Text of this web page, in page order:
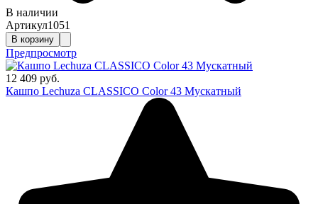
В наличии
Артикул1051
В корзину
Предпросмотр
12 409 руб.
Кашпо Lechuza CLASSICO Color 43 Мускатный